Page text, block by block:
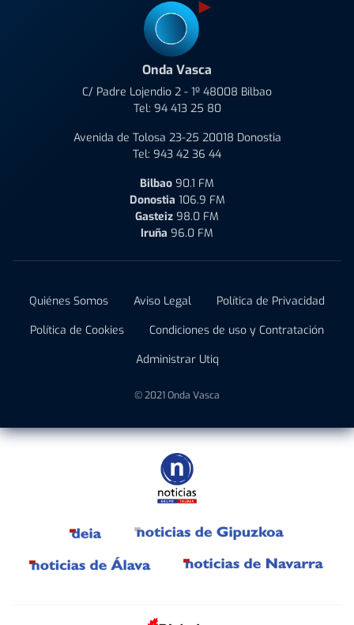
Onda Vasca
C/ Padre Lojendio 2 - 1º 48008 Bilbao
Tel: 94 413 25 80
Avenida de Tolosa 23-25 20018 Donostia
Tel: 943 42 36 44
Bilbao 90.1 FM
Donostia 106.9 FM
Gasteiz 98.0 FM
Iruña 96.0 FM
Quiénes Somos Aviso Legal
Política de Privacidad
Política de Cookies
Condiciones de uso y Contratación
Administrar Utiq
© 2021 Onda Vasca